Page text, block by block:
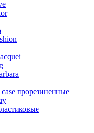
прорезиненные